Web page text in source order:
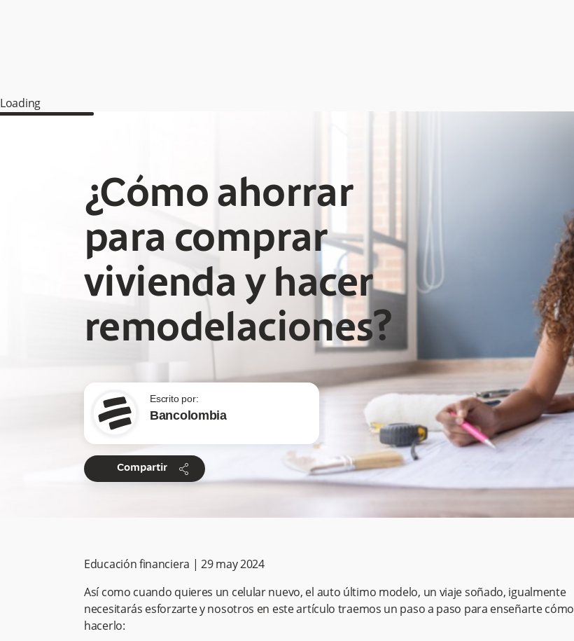
Loading
¿Cómo ahorrar
para comprar
vivienda y hacer
remodelaciones?
Escrito por:
Bancolombia
Compartir share
Educación financiera | 29 may 2024
Así como cuando quieres un celular nuevo, el auto último modelo, un viaje soñado, igualmente
necesitarás esforzarte y nosotros en este artículo traemos un paso a paso para enseñarte cómo
hacerlo: